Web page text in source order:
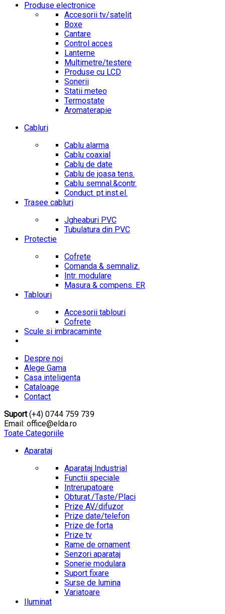
Produse electronice
Accesorii tv/satelit
Boxe
Cantare
Control acces
Lanterne
Multimetre/testere
Produse cu LCD
Sonerii
Statii meteo
Termostate
Aromaterapie
Cabluri
Cablu alarma
Cablu coaxial
Cablu de date
Cablu de joasa tens.
Cablu semnal.&contr.
Conduct. pt.inst.el.
Trasee cabluri
Jgheaburi PVC
Tubulatura din PVC
Protectie
Cofrete
Comanda & semnaliz.
Intr. modulare
Masura & compens. ER
Tablouri
Accesorii tablouri
Cofrete
Scule si imbracaminte
Despre noi
Alege Gama
Casa inteligenta
Cataloage
Contact
Suport(+4) 0744 759 739
Email: office@elda.ro
Toate Categoriile
Aparataj
Aparataj Industrial
Functii speciale
Intrerupatoare
Obturat./Taste/Placi
Prize AV/difuzor
Prize date/telefon
Prize de forta
Prize tv
Rame de ornament
Senzori aparataj
Sonerie modulara
Suport fixare
Surse de lumina
Variatoare
Iluminat